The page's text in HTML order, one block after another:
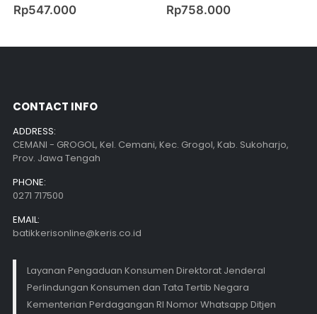
0out of 5
Rp547.000 0out of 5
Rp758.000
CONTACT INFO
ADDRESS:
CEMANI - GROGOL, Kel. Cemani, Kec. Grogol, Kab. Sukoharjo,
Prov. Jawa Tengah
PHONE:
0271 717500
EMAIL:
batikkerisonline@keris.co.id
Layanan Pengaduan Konsumen Direktorat Jenderal
Perlindungan Konsumen dan Tata Tertib Negara
Kementerian Perdagangan RI Nomor Whatsapp Ditjen